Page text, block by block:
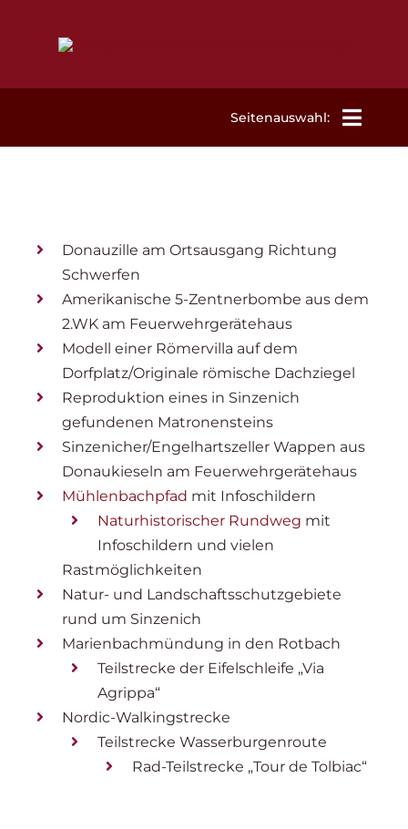
Seitenauswahl:
Termine
Mitgliedschaft
Auszeichnungen
Sinzenich
Kontakt
Dorfgemeinschaft-Sinzenich e.V. auf Facebook
Donauzille am Ortsausgang Richtung
Schwerfen
Amerikanische 5-Zentnerbombe aus dem
2.WK am Feuerwehrgerätehaus
Modell einer Römervilla auf dem
Dorfplatz/Originale römische Dachziegel
Reproduktion eines in Sinzenich
gefundenen Matronensteins
Sinzenicher/Engelhartszeller Wappen aus
Donaukieseln am Feuerwehrgerätehaus
Mühlenbachpfad mit Infoschildern
Naturhistorischer Rundweg mit
Infoschildern und vielen
Rastmöglichkeiten
Natur- und Landschaftsschutzgebiete
rund um Sinzenich
Marienbachmündung in den Rotbach
Teilstrecke der Eifelschleife „Via
Agrippa“
Nordic-Walkingstrecke
Teilstrecke Wasserburgenroute
Rad-Teilstrecke „Tour de Tolbiac“